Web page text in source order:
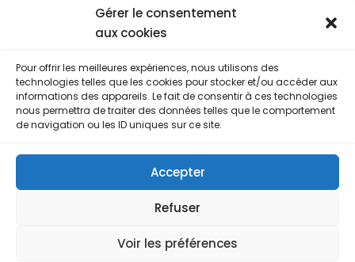
Gérer le consentement
aux cookies
Pour offrir les meilleures expériences, nous utilisons des
technologies telles que les cookies pour stocker et/ou accéder aux
informations des appareils. Le fait de consentir à ces technologies
nous permettra de traiter des données telles que le comportement
de navigation ou les ID uniques sur ce site.
Accepter
Refuser
Voir les préférences
Proform Conseil - Centre de formation à la
Réunion depuis 2001
Conditions générales de vente
Création et infogérance du site internet par